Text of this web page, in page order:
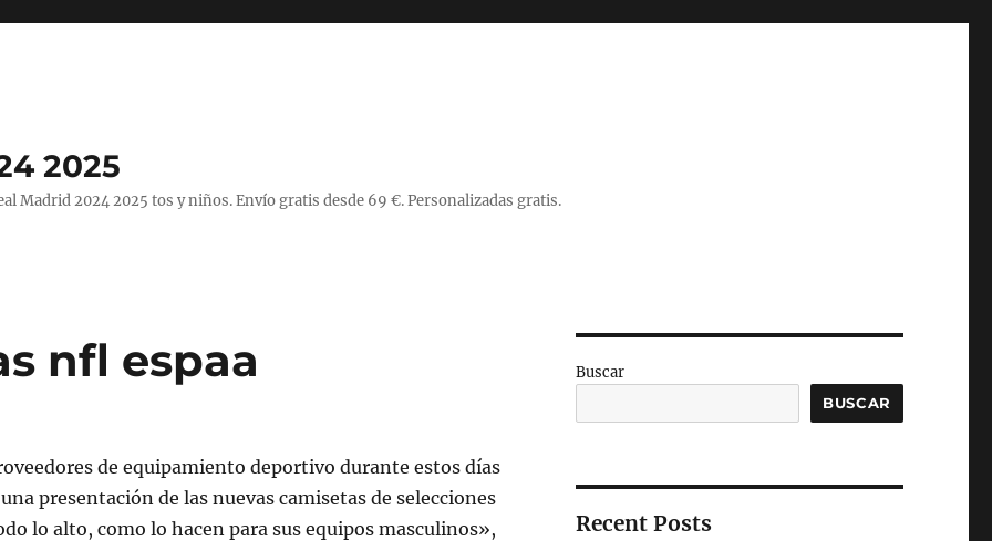
2025
Madrid 2024 2025 tos y niños. Envío gratis desde 69 €. Personalizadas gratis.
nfl espaa
de equipamiento deportivo durante estos días
presentación de las nuevas camisetas de selecciones
lo alto, como lo hacen para sus equipos masculinos»,
Buscar
BUSCAR
Recent Posts